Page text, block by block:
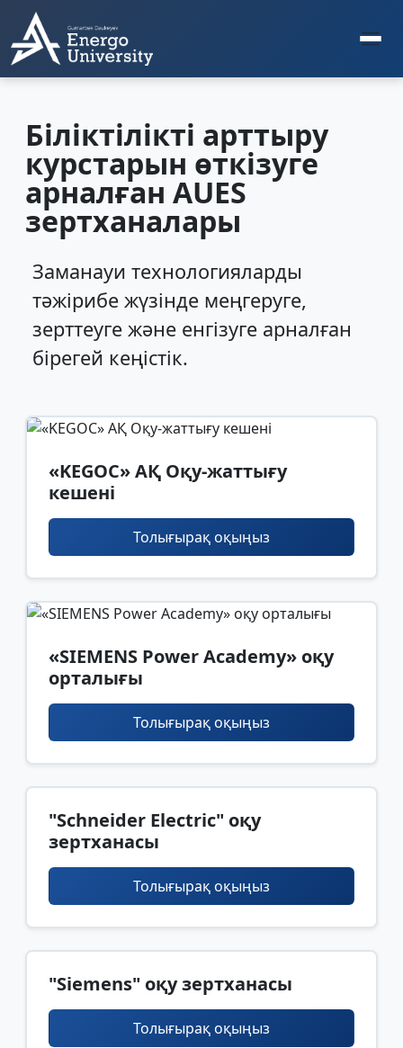
Біліктілікті арттыру
курстарын өткізуге
арналған AUES
зертханалары
Заманауи технологияларды
тәжірибе жүзінде меңгеруге,
зерттеуге және енгізуге арналған
бірегей кеңістік.
«KEGOC» АҚ Оқу-жаттығу
кешені
Толығырақ оқыңыз
«SIEMENS Power Academy» оқу
орталығы
Толығырақ оқыңыз
"Schneider Electric" оқу
зертханасы
Толығырақ оқыңыз
"Siemens" оқу зертханасы
Толығырақ оқыңыз